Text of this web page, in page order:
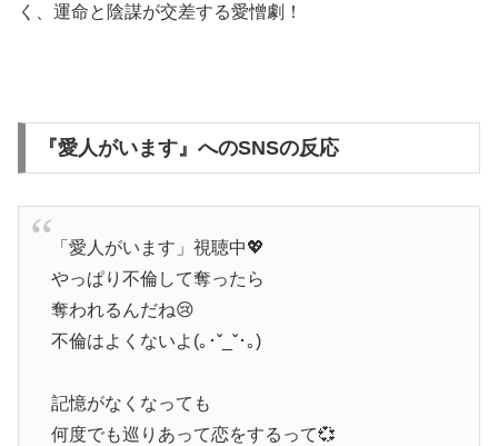
く、運命と陰謀が交差する愛憎劇！
『愛人がいます』へのSNSの反応
「愛人がいます」視聴中💖
やっぱり不倫して奪ったら
奪われるんだね😢
不倫はよくないよ(｡･ˇ_ˇ･｡)
記憶がなくなっても
何度でも巡りあって恋をするって💞